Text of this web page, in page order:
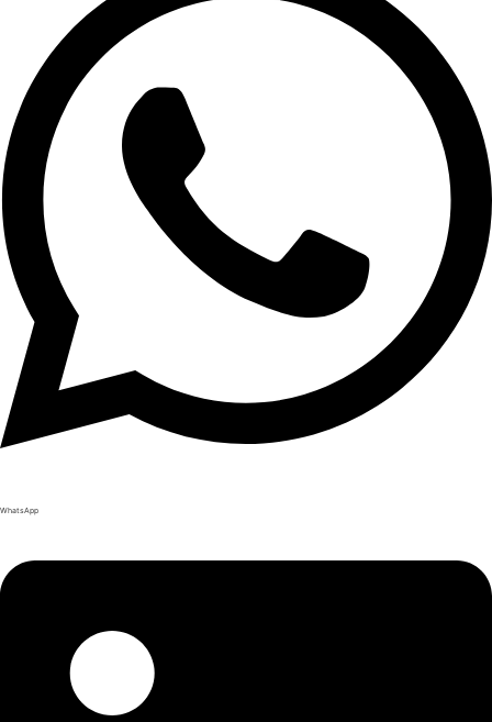
WhatsApp